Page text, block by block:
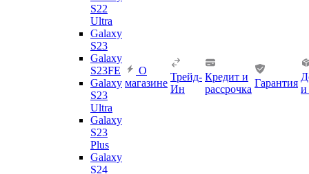
S22
Ultra
Galaxy
S23
Galaxy
S23FE
Galaxy
S23
Ultra
Galaxy
S23
Plus
Galaxy
S24
О
магазине
Трейд-
Ин
Кредит и
рассрочка
Гарантия
и